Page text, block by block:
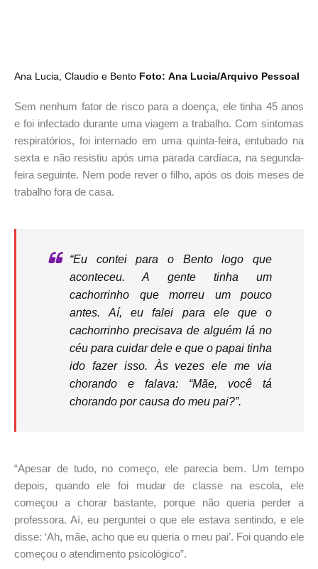
Ana Lucia, Claudio e Bento Foto: Ana Lucia/Arquivo Pessoal
Sem nenhum fator de risco para a doença, ele tinha 45 anos
e foi infectado durante uma viagem a trabalho. Com sintomas
respiratórios, foi internado em uma quinta-feira, entubado na
sexta e não resistiu após uma parada cardíaca, na segunda-
feira seguinte. Nem pode rever o filho, após os dois meses de
trabalho fora de casa.
“Eu contei para o Bento logo que
aconteceu. A gente tinha um
cachorrinho que morreu um pouco
antes. Aí, eu falei para ele que o
cachorrinho precisava de alguém lá no
céu para cuidar dele e que o papai tinha
ido fazer isso. Às vezes ele me via
chorando e falava: “Mãe, você tá
chorando por causa do meu pai?”.
“Apesar de tudo, no começo, ele parecia bem. Um tempo
depois, quando ele foi mudar de classe na escola, ele
começou a chorar bastante, porque não queria perder a
professora. Aí, eu perguntei o que ele estava sentindo, e ele
disse: ‘Ah, mãe, acho que eu queria o meu pai’. Foi quando ele
começou o atendimento psicológico”.